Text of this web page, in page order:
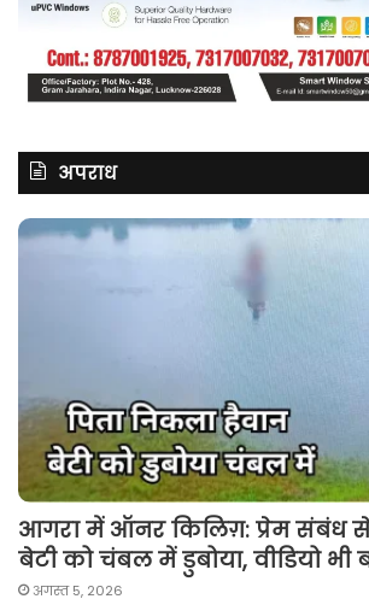
अपराध
आगरा में ऑनर किलिग़: प्रेम संबंध से
बेटी को चंबल में डुबोया, वीडियो भी
अगस्त 5, 2026